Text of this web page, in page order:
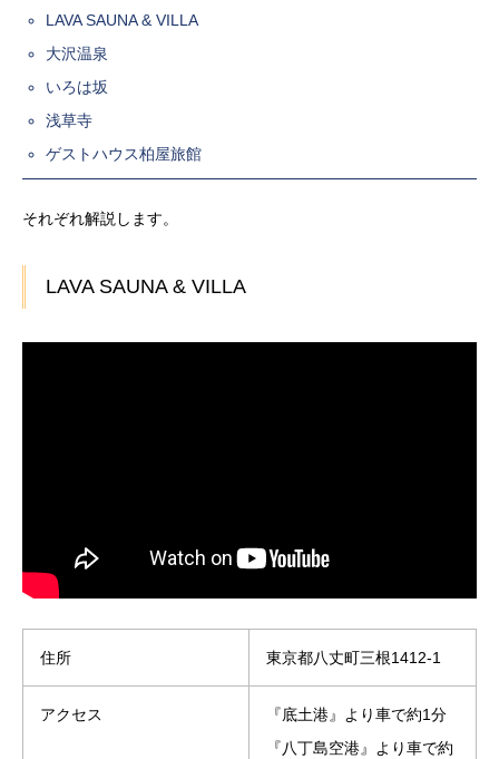
LAVA SAUNA & VILLA
大沢温泉
いろは坂
浅草寺
ゲストハウス柏屋旅館
それぞれ解説します。
LAVA SAUNA & VILLA
住所 東京都八丈町三根1412-1
アクセス
『底土港』より車で約1分
『八丁島空港』より車で約